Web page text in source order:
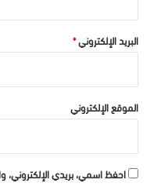
البريد الإلكتروني*
الموقع الإلكتروني
احفظ اسمي، بريدي الإلكتروني،